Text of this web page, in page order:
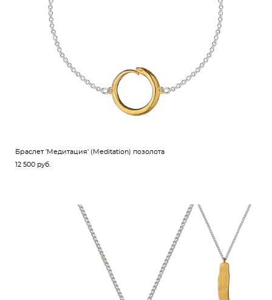
Браслет 'Медитация' (Meditation) позолота
12 500 pуб.